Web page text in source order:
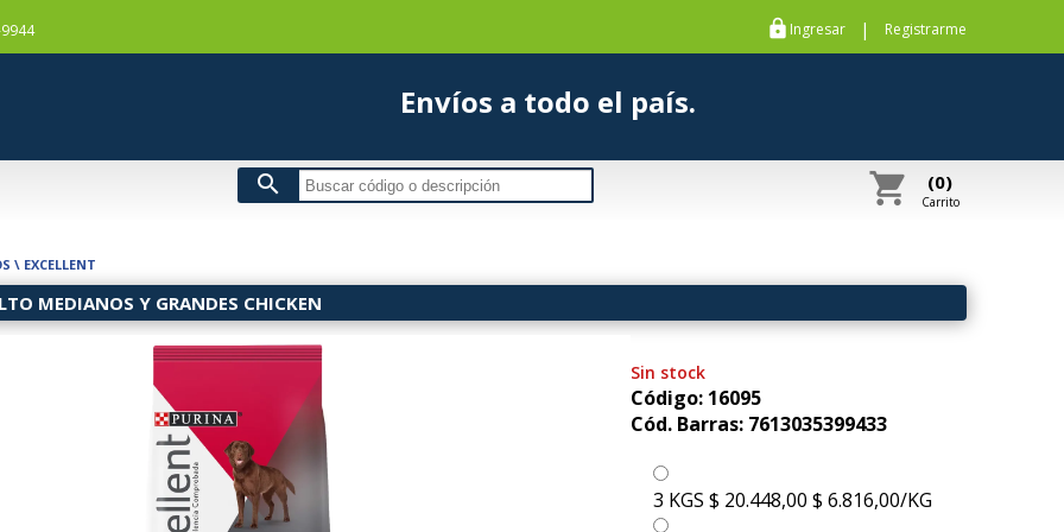
https Ingresar | Registrarme
Envíos a todo el país.
search shopping_cart (0)
Carrito
\ EXCELLENT
MEDIANOS Y GRANDES CHICKEN
Sin stock
Código: 16095
Cód. Barras: 7613035399433
3 KGS $ 20.448,00 $ 6.816,00/KG